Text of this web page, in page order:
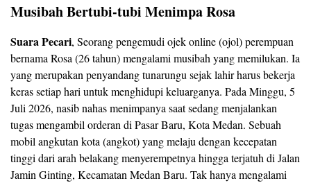
Musibah Bertubi-tubi Menimpa Rosa
Suara Pecari, Seorang pengemudi ojek online (ojol) perempuan
bernama Rosa (26 tahun) mengalami musibah yang memilukan. Ia
yang merupakan penyandang tunarungu sejak lahir harus bekerja
keras setiap hari untuk menghidupi keluarganya. Pada Minggu, 5
Juli 2026, nasib nahas menimpanya saat sedang menjalankan
tugas mengambil orderan di Pasar Baru, Kota Medan. Sebuah
mobil angkutan kota (angkot) yang melaju dengan kecepatan
tinggi dari arah belakang menyerempetnya hingga terjatuh di Jalan
Jamin Ginting, Kecamatan Medan Baru. Tak hanya mengalami